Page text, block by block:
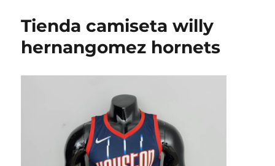
Tienda camiseta willy
hernangomez hornets